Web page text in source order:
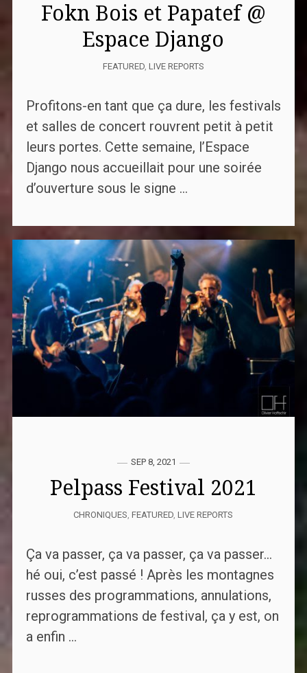
Fokn Bois et Papatef @
Espace Django
FEATURED, LIVE REPORTS
Profitons-en tant que ça dure, les festivals
et salles de concert rouvrent petit à petit
leurs portes. Cette semaine, l’Espace
Django nous accueillait pour une soirée
d’ouverture sous le signe ...
SEP 8, 2021
Pelpass Festival 2021
CHRONIQUES,FEATURED,LIVE REPORTS
Ça va passer, ça va passer, ça va passer…
hé oui, c’est passé ! Après les montagnes
russes des programmations, annulations,
reprogrammations de festival, ça y est, on
a enfin ...